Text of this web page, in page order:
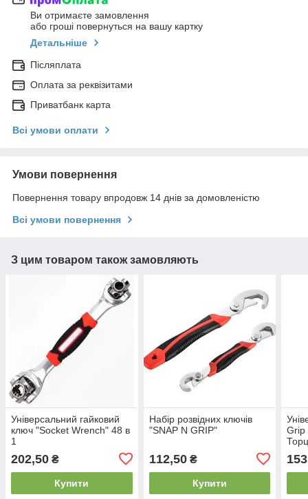
Ви отримаєте замовлення
або гроші повернуться на вашу картку
Детальніше
Післяплата
Оплата за реквізитами
Приватбанк карта
Всі умови оплати
Умови повернення
Повернення товару впродовж 14 днів за домовленістю
Всі умови повернення
З цим товаром також замовляють
Універсальний гайковий
ключ "Socket Wrench" 48 в
1
202,50 ₴
Купити
Набір розвідних ключів
"SNAP N GRIP"
112,50₴
Купити
Grip
153